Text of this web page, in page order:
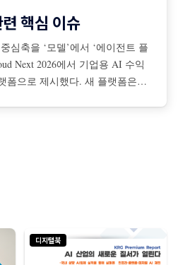
핵심 이슈
심축을 ‘모델’에서 ‘에이전트 플
Next 2026에서 기업용 AI 수익
폼으로 제시했다. 새 플랫폼은
디지털북